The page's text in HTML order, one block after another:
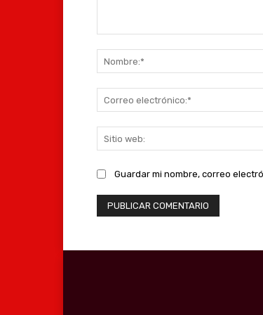
Guardar mi nombre, correo